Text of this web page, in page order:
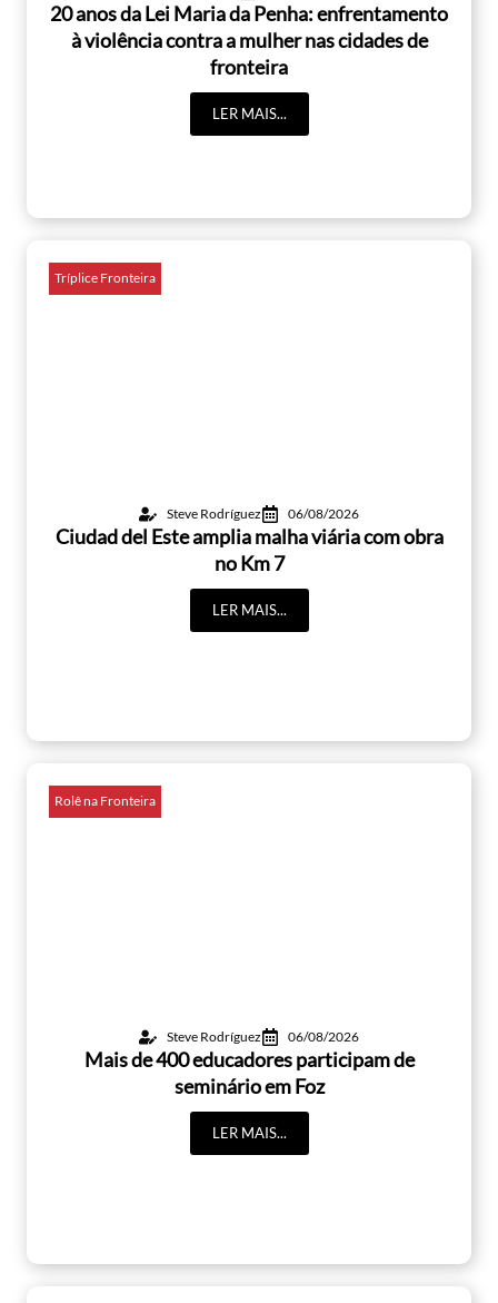
20 anos da Lei Maria da Penha: enfrentamento
à violência contra a mulher nas cidades de
fronteira
LER MAIS...
Tríplice Fronteira
Steve Rodríguez 06/08/2026
Ciudad del Este amplia malha viária com obra
no Km 7
LER MAIS...
Rolê na Fronteira
Steve Rodríguez 06/08/2026
Mais de 400 educadores participam de
seminário em Foz
LER MAIS...